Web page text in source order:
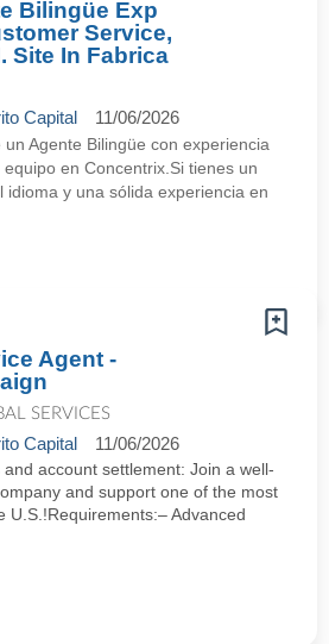
Bilingüe Exp
Service,
Site In Fabrica
Capital 11/06/2026
Agente Bilingüe con experiencia
en Concentrix.Si tienes un
idioma y una sólida experiencia en
Agent -
SERVICES
Capital 11/06/2026
account settlement: Join a well-
and support one of the most
U.S.!Requirements:– Advanced